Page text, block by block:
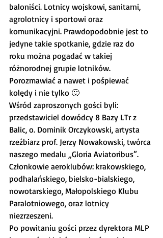
baloniści. Lotnicy wojskowi, sanitarni,
agrolotnicy i sportowi oraz
komunikacyjni. Prawdopodobnie jest to
jedyne takie spotkanie, gdzie raz do
roku można pogadać w takiej
różnorodnej grupie lotników.
Porozmawiać a nawet i pośpiewać
kolędy i nie tylko 🙂
Wśród zaproszonych gości byli:
przedstawiciel dowódcy 8 Bazy LTr z
Balic, o. Dominik Orczykowski, artysta
rzeźbiarz prof. Jerzy Nowakowski, twórca
naszego medalu „Gloria Aviatoribus”.
Członkowie aeroklubów: krakowskiego,
podhalańskiego, bielsko-bialskiego,
nowotarskiego, Małopolskiego Klubu
Paralotniowego, oraz lotnicy
niezrzeszeni.
Po powitaniu gości przez dyrektora MLP